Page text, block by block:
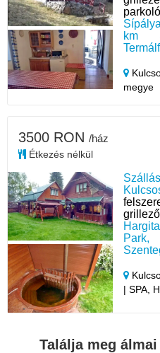
parkoló
km
megye
| SPA,
3500 RON /ház
Étkezés nélkül
Találja meg